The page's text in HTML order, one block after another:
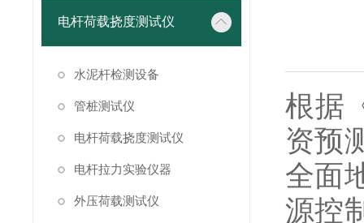
电杆荷载挠度测试仪
水泥杆检测设备
管桩测试仪
电杆荷载挠度测试仪
电杆拉力实验仪器
外压荷载测试仪
根据
资预
全面
源控